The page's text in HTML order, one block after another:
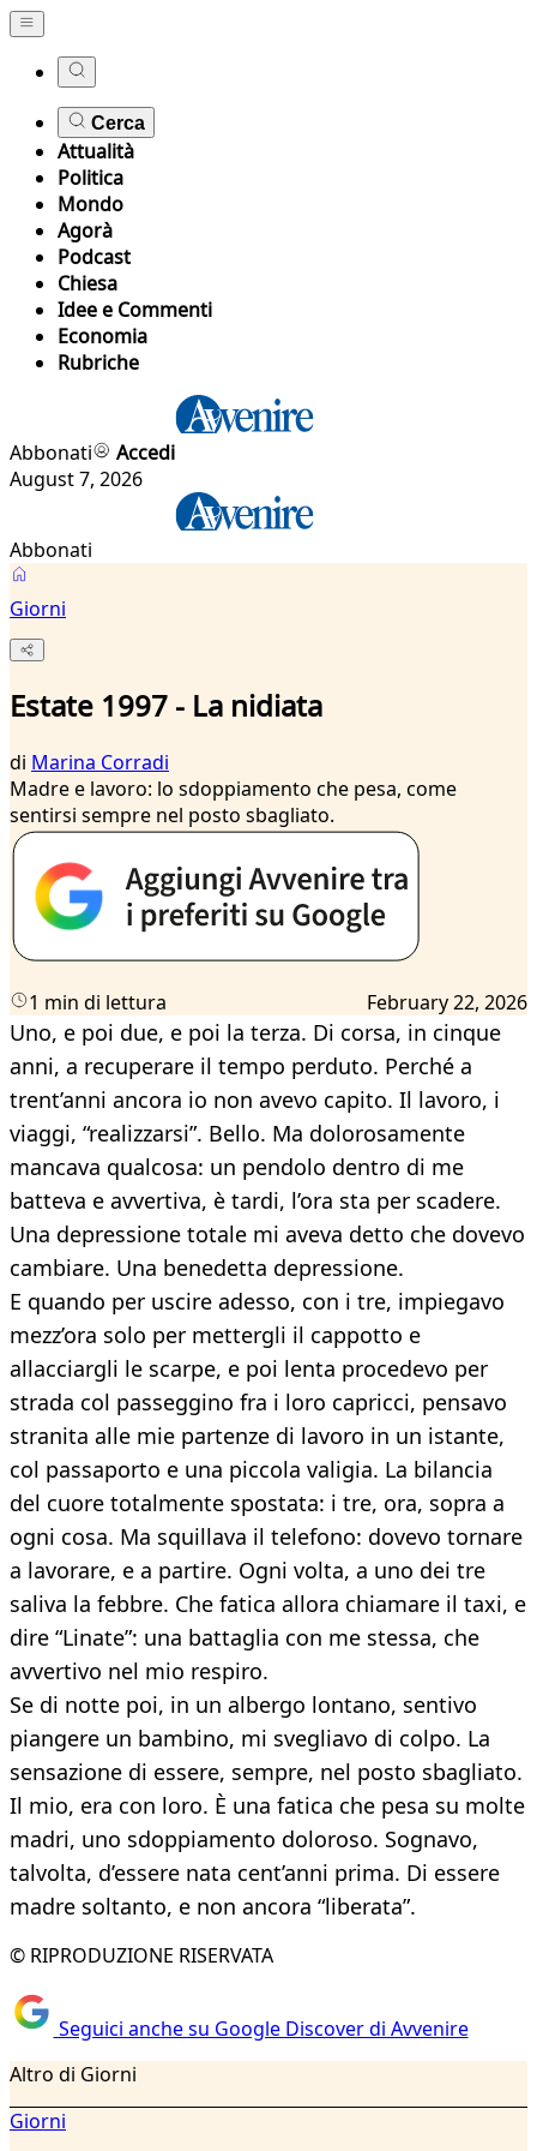
Cerca
Attualità
Politica
Mondo
Agorà
Podcast
Chiesa
Idee e Commenti
Economia
Rubriche
Abbonati
Accedi
August 7, 2026
Abbonati
Giorni
Estate 1997 - La nidiata
di Marina Corradi
Madre e lavoro: lo sdoppiamento che pesa, come
sentirsi sempre nel posto sbagliato.
1 min di lettura February 22, 2026
Uno, e poi due, e poi la terza. Di corsa, in cinque
anni, a recuperare il tempo perduto. Perché a
trent’anni ancora io non avevo capito. Il lavoro, i
viaggi, “realizzarsi”. Bello. Ma dolorosamente
mancava qualcosa: un pendolo dentro di me
batteva e avvertiva, è tardi, l’ora sta per scadere.
Una depressione totale mi aveva detto che dovevo
cambiare. Una benedetta depressione.
E quando per uscire adesso, con i tre, impiegavo
mezz’ora solo per mettergli il cappotto e
allacciargli le scarpe, e poi lenta procedevo per
strada col passeggino fra i loro capricci, pensavo
stranita alle mie partenze di lavoro in un istante,
col passaporto e una piccola valigia. La bilancia
del cuore totalmente spostata: i tre, ora, sopra a
ogni cosa. Ma squillava il telefono: dovevo tornare
a lavorare, e a partire. Ogni volta, a uno dei tre
saliva la febbre. Che fatica allora chiamare il taxi, e
dire “Linate”: una battaglia con me stessa, che
avvertivo nel mio respiro.
Se di notte poi, in un albergo lontano, sentivo
piangere un bambino, mi svegliavo di colpo. La
sensazione di essere, sempre, nel posto sbagliato.
Il mio, era con loro. È una fatica che pesa su molte
madri, uno sdoppiamento doloroso. Sognavo,
talvolta, d’essere nata cent’anni prima. Di essere
madre soltanto, e non ancora “liberata”.
© RIPRODUZIONE RISERVATA
Seguici anche su Google Discover di Avvenire
Altro di Giorni
Giorni